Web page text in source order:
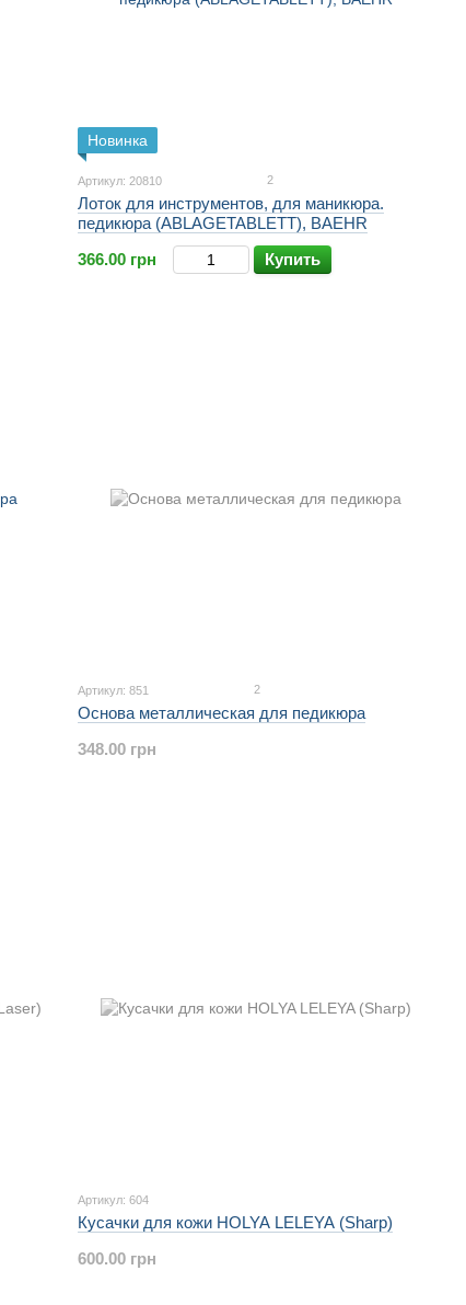
Новинка
Артикул: 20810 2
Лоток для инструментов, для маникюра.
педикюра (ABLAGETABLETT), BAEHR
366.00 грн
Купить
Артикул: 851 2
Основа металлическая для педикюра
348.00 грн
Артикул: 604
Кусачки для кожи HOLYA LELEYA (Sharp)
600.00 грн